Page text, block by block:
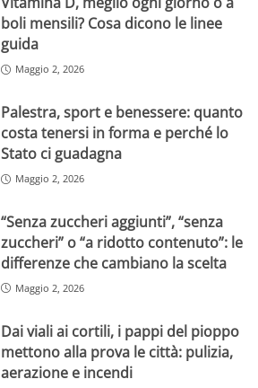
boli mensili? Cosa dicono le linee
guida
Maggio 2, 2026
Palestra, sport e benessere: quanto
costa tenersi in forma e perché lo
Stato ci guadagna
Maggio 2, 2026
“Senza zuccheri aggiunti”, “senza
zuccheri” o “a ridotto contenuto”: le
differenze che cambiano la scelta
Maggio 2, 2026
Dai viali ai cortili, i pappi del pioppo
mettono alla prova le città: pulizia,
aerazione e incendi